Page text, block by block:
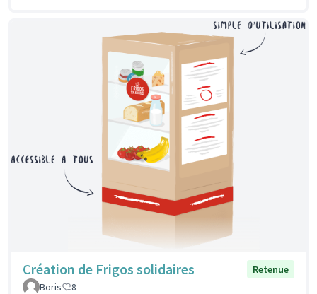
Création de Frigos solidaires
Retenue
Boris
8